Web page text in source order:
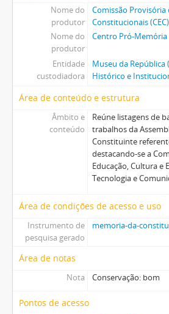
Nome do
produtor
Comissão Provisória
Constitucionais (CEC)
Nome do
produtor
Centro Pró-
Entidade
custodiadora
Museu da República
Histórico e
Área de conteúdo e estrutura
Âmbito e
conteúdo
Reúne listagens de
trabalhos da
Constituinte
destacando-se a
Educação, Cultura e
Tecnologia e
Área de condições de acesso e uso
Instrumento de
pesquisa gerado
memoria-da-
Área de notas
Nota Conservação: bom
Pontos de acesso